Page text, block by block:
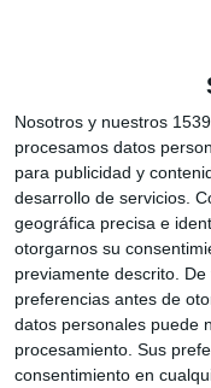
Nosotros y nuestros 1539
procesamos datos
para publicidad y
desarrollo de servicios.
geográfica precisa e
otorgarnos su
previamente descrito.
preferencias antes de
datos personales puede
procesamiento. Sus
consentimiento en